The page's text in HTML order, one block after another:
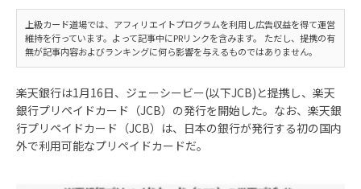
上級カード道場では、アフィリエイトプログラムを利用し広告収益を得て運営
維持を行っています。よって記事中にPRリンクを含みます。 ただし、提携の有
無が記事内容およびランキングに何ら影響を与えるものではありません。
楽天銀行は1月16日、ジェーシービー(以下JCB)と提携し、楽天
銀行プリペイドカード（JCB）の発行を開始した。なお、楽天銀
行プリペイドカード（JCB）は、日本の銀行が発行する初の国内
外で利用可能なプリペイドカードだ。